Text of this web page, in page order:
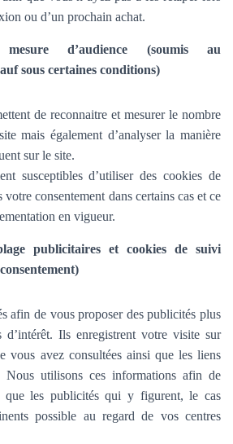
ou d’un prochain achat.
d’audience (soumis au
sous certaines conditions)
de reconnaitre et mesurer le nombre
mais également d’analyser la manière
sur le site.
susceptibles d’utiliser des cookies de
votre consentement dans certains cas et ce
en vigueur.
publicitaires et cookies de suivi
afin de vous proposer des publicités plus
d’intérêt. Ils enregistrent votre visite sur
vous avez consultées ainsi que les liens
Nous utilisons ces informations afin de
que les publicités qui y figurent, le cas
possible au regard de vos centres